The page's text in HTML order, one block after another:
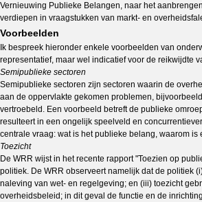
Vernieuwing Publieke Belangen, naar het
verdiepen in vraagstukken van markt- en
Voorbeelden
Ik bespreek hieronder enkele voorbeelden van
representatief, maar wel indicatief voor de reikwijdte
Semipublieke sectoren
Semipublieke sectoren zijn sectoren waarin de
aan de oppervlakte gekomen problemen,
vertroebeld. Een voorbeeld betreft de publieke
resulteert in een ongelijk speelveld en
centrale vraag: wat is het publieke belang, waarom is
Toezicht
De WRR wijst in het recente rapport "Toezien op
politiek. De WRR observeert namelijk dat de politiek
naleving van wet- en regelgeving; en (iii) toezicht
overheidsbeleid; in dit geval de functie en de